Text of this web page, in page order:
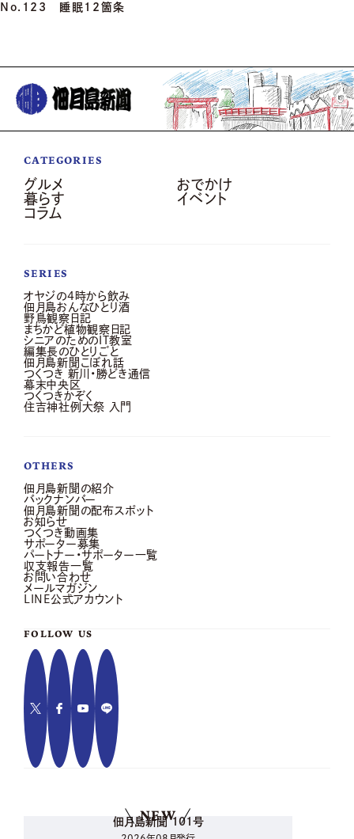
No.123 睡眠12箇条
CATEGORIES
グルメ
おでかけ
暮らす
イベント
コラム
SERIES
オヤジの4時から飲み
佃月島おんなひとり酒
野鳥観察日記
まちかど植物観察日記
シニアのためのIT教室
編集長のひとりごと
佃月島新聞こぼれ話
つくつき 新川・勝どき通信
幕末中央区
つくつきかぞく
住吉神社例大祭 入門
OTHERS
佃月島新聞の紹介
バックナンバー
佃月島新聞の配布スポット
お知らせ
つくつき動画集
サポーター募集
パートナー・サポーター一覧
収支報告一覧
お問い合わせ
メールマガジン
LINE公式アカウント
FOLLOW US
NEW
佃月島新聞 101号